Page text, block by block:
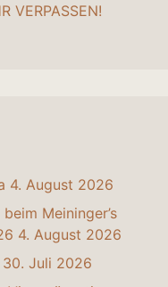
VERPASSEN!
4. August 2026
Meininger’s
4. August 2026
30. Juli 2026